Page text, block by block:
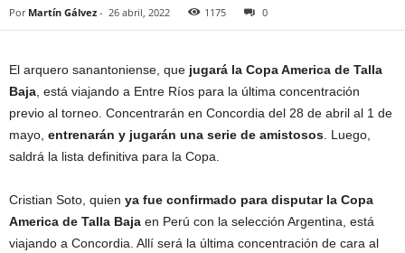
Por Martín Gálvez - 26 abril, 2022 1175 0
El arquero sanantoniense, que jugará la Copa America de Talla
Baja , está viajando a Entre Ríos para la última concentración
previo al torneo. Concentrarán en Concordia del 28 de abril al 1 de
mayo, entrenarán y jugarán una serie de amistosos . Luego,
saldrá la lista definitiva para la Copa.
Cristian Soto, quien ya fue confirmado para disputar la Copa
America de Talla Baja en Perú con la selección Argentina, está
viajando a Concordia. Allí será la última concentración de cara al